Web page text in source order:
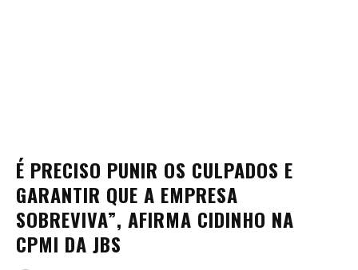
É PRECISO PUNIR OS CULPADOS E
GARANTIR QUE A EMPRESA
SOBREVIVA”, AFIRMA CIDINHO NA
CPMI DA JBS